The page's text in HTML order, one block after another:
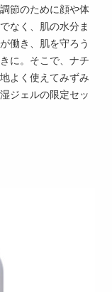
節のために顔や体
なく、肌の水分ま
働き、肌を守ろう
に。そこで、ナチ
よく使えてみずみ
ジェルの限定セッ